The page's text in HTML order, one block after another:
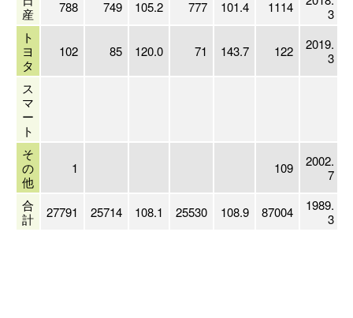
産
788 749 105.2 777 101.4 1114
3
ト
ヨ
タ
102 85 120.0 71 143.7 122
2019.
3
ス
マ
ー
ト
そ
の
他
1 109
2002.
7
合
計
27791 25714 108.1 25530 108.9 87004
1989.
3